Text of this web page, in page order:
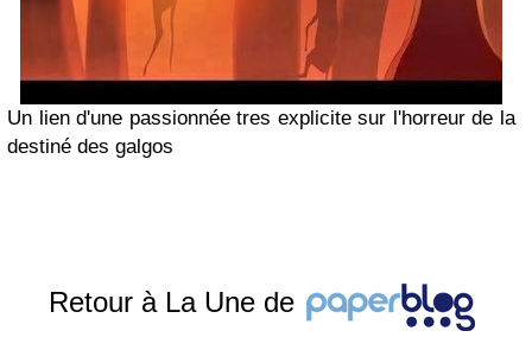
Un lien d'une passionnée tres explicite sur l'horreur de la
destiné des galgos
Retour à La Une de